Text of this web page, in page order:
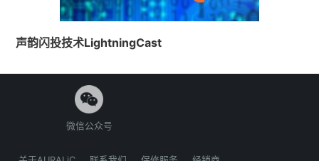
声韵闪投技术LightningCast
微信公众号